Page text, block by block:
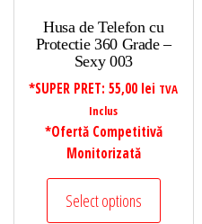
Husa de Telefon cu
Protectie 360 Grade –
Sexy 003
*SUPER PRET:55,00 lei TVA
Inclus
*Ofertă Competitivă
Monitorizată
Select options